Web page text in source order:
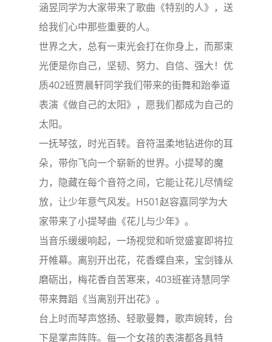
涵昱同学为大家带来了歌曲《特别的人》，送
给我们心中那些重要的人。
世界之大，总有一束光会打在你身上，而那束
光便是你自己，坚韧、努力、自信、强大！优
质402班贾晨轩同学我们带来的街舞和跆拳道
表演《做自己的太阳》，愿我们都成为自己的
太阳。
一抚琴弦，时光百转。音符温柔地钻进你的耳
朵，带你飞向一个崭新的世界。小提琴的魔
力，隐藏在每个音符之间，它能让花儿尽情绽
放，让少年意气风发。H501赵容嘉同学为大
家带来了小提琴曲《花儿与少年》。
当音乐缓缓响起，一场视觉和听觉盛宴即将拉
开帷幕。离别开出花，花香蝶自来，宝剑锋从
磨砺出，梅花香自苦寒来，403班崔诗慧同学
带来舞蹈《当离别开出花》。
台上时而琴声悠扬、轻歌曼舞，歌声婉转，台
下是掌声阵阵。每一个女孩的表演都各具特